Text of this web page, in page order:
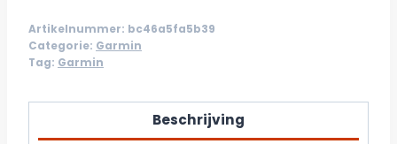
Artikelnummer: bc46a5fa5b39
Categorie: Garmin
Tag: Garmin
Beschrijving